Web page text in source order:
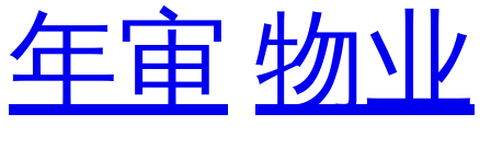
年审 物业